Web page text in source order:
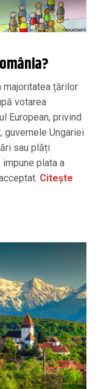
țărilor
votarea
European, privind
guvernele Ungariei
sau plăți
plata a
Citește